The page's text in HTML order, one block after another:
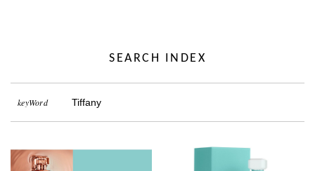
SEARCH INDEX
keyWord Tiffany